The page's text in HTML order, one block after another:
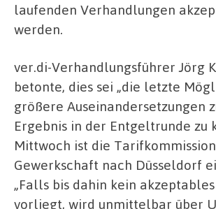
laufenden Verhandlungen
werden.
ver.di-Verhandlungsführer Jörg
betonte, dies sei „die letzte
größere Auseinandersetzungen
Ergebnis in der Entgeltrunde zu
Mittwoch ist die
Gewerkschaft nach Düsseldorf
„Falls bis dahin kein
vorliegt, wird unmittelbar über